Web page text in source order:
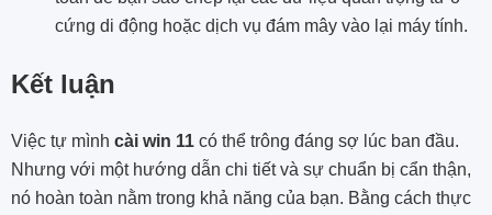
cứng di động hoặc dịch vụ đám mây vào lại máy tính.
Kết luận
Việc tự mình cài win 11 có thể trông đáng sợ lúc ban đầu.
Nhưng với một hướng dẫn chi tiết và sự chuẩn bị cẩn thận,
nó hoàn toàn nằm trong khả năng của bạn. Bằng cách thực